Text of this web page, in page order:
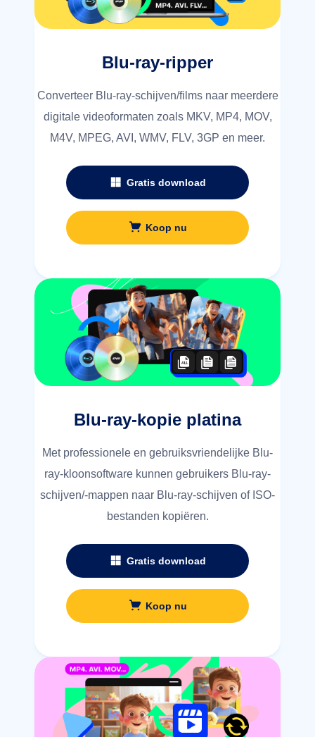
Blu-ray-ripper
Converteer Blu-ray-schijven/films naar meerdere
digitale videoformaten zoals MKV, MP4, MOV,
M4V, MPEG, AVI, WMV, FLV, 3GP en meer.
Gratis download
Koop nu
Blu-ray-kopie platina
Met professionele en gebruiksvriendelijke Blu-
ray-kloonsoftware kunnen gebruikers Blu-ray-
schijven/-mappen naar Blu-ray-schijven of ISO-
bestanden kopiëren.
Gratis download
Koop nu